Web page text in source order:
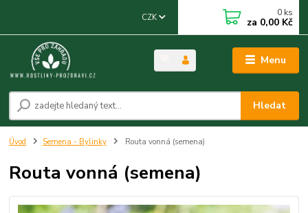
Menu
CZK
Hledat
0 ks
za 0,00 Kč
Úvod Semena - Bylinky Routa vonná (semena)
Routa vonná (semena)